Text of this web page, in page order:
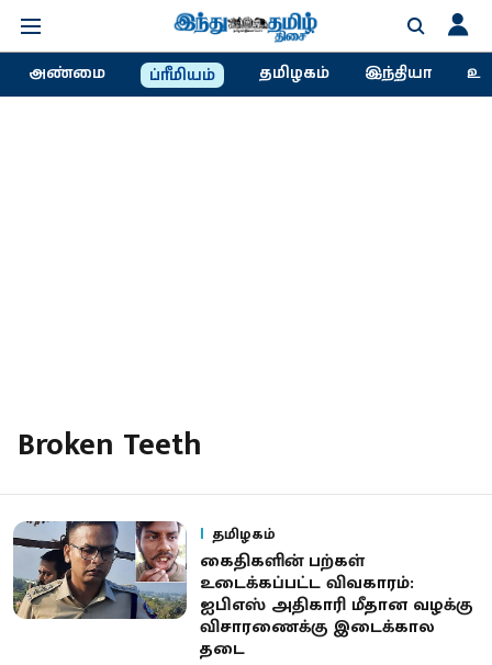
அண்மை ப்ரீமியம் தமிழகம் இந்தியா
Broken Teeth
தமிழகம்
கைதிகளின் பற்கள்
உடைக்கப்பட்ட விவகாரம்:
ஐபிஎஸ் அதிகாரி மீதான வழக்கு
விசாரணைக்கு இடைக்கால
தடை